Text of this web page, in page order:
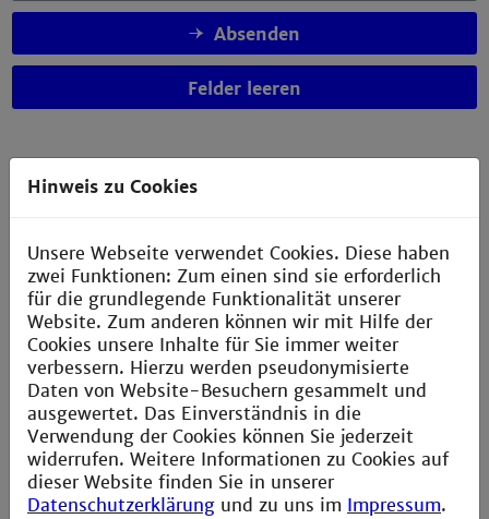
Absenden
Hochschulbibliothek Mannheim nur für die Organisation der
Veranstaltung verarbeitet, nicht an Dritte weitergegeben und
anschließend wieder gelöscht.
Die mit einem Stern gekennzeichneten Angaben sind
Pflichtangaben und werden zur
Bearbeitung Ihres Antrags benötigt. Rechtsgrundlage hierfür sind
die §§ 13, 15 Landesdatenschutzgesetz (LSDG).
Die Einwilligung in die Verarbeitung Ihrer Kontaktdaten können Sie
später jederzeit widerrufen. Sie haben das Recht, auf Antrag
Auskunft über die von der Hochschulbibliothek über Sie
gespeicherten Daten zu erhalten und bei unrichtig gespeicherten
Daten deren Berichtigung zu verlangen (§§ 21,22 LDSG). Ein
Hinweis zu Cookies
Unsere Webseite verwendet Cookies. Diese haben
zwei Funktionen: Zum einen sind sie erforderlich
für die grundlegende Funktionalität unserer
Website. Zum anderen können wir mit Hilfe der
Cookies unsere Inhalte für Sie immer weiter
verbessern. Hierzu werden pseudonymisierte
Daten von Website-Besuchern gesammelt und
ausgewertet. Das Einverständnis in die
Verwendung der Cookies können Sie jederzeit
widerrufen. Weitere Informationen zu Cookies auf
dieser Website finden Sie in unserer
Datenschutzerklärung und zu uns im Impressum.